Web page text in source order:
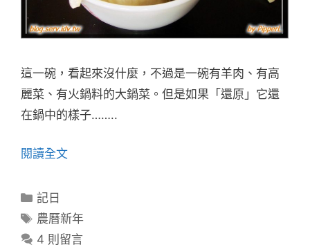
這一碗，看起來沒什麼，不過是一碗有羊肉、有高
麗菜、有火鍋料的大鍋菜。但是如果「還原」它還
在鍋中的樣子……..
閱讀全文
分
類
記日
標
籤
農曆新年
4 則留言